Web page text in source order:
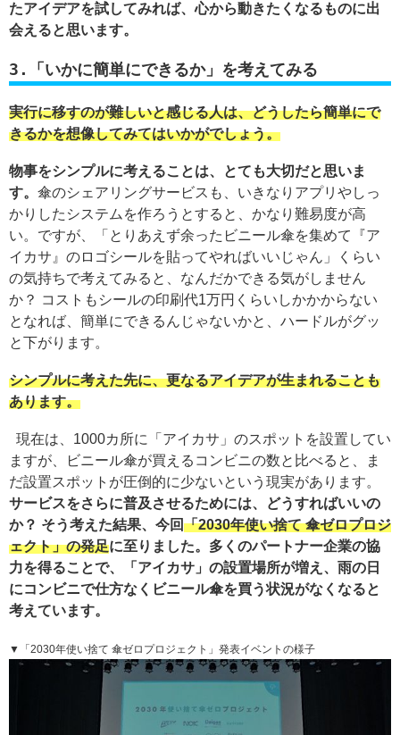
たアイデアを試してみれば、心から動きたくなるものに出
会えると思います。
3.「いかに簡単にできるか」を考えてみる
実行に移すのが難しいと感じる人は、どうしたら簡単にで
きるかを想像してみてはいかがでしょう。
物事をシンプルに考えることは、とても大切だと思いま
す。 傘のシェアリングサービスも、いきなりアプリやしっ
かりしたシステムを作ろうとすると、かなり難易度が高
い。ですが、「とりあえず余ったビニール傘を集めて『ア
イカサ』のロゴシールを貼ってやればいいじゃん」くらい
の気持ちで考えてみると、なんだかできる気がしません
か？ コストもシールの印刷代1万円くらいしかかからない
となれば、簡単にできるんじゃないかと、ハードルがグッ
と下がります。
シンプルに考えた先に、更なるアイデアが生まれることも
あります。
現在は、1000カ所に「アイカサ」のスポットを設置してい
ますが、ビニール傘が買えるコンビニの数と比べると、ま
だ設置スポットが圧倒的に少ないという現実があります。
サービスをさらに普及させるためには、どうすればいいの
か？ そう考えた結果、今回「2030年使い捨て 傘ゼロプロジ
ェクト」の発足に至りました。 多くのパートナー企業の協
力を得ることで、「アイカサ」の設置場所が増え、雨の日
にコンビニで仕方なくビニール傘を買う状況がなくなると
考えています。
▼「2030年使い捨て 傘ゼロプロジェクト」発表イベントの様子